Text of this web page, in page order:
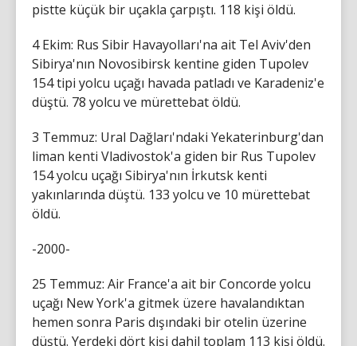
pistte küçük bir uçakla çarpıştı. 118 kişi öldü.
4 Ekim: Rus Sibir Havayolları'na ait Tel Aviv'den
Sibirya'nın Novosibirsk kentine giden Tupolev
154 tipi yolcu uçağı havada patladı ve Karadeniz'e
düştü. 78 yolcu ve mürettebat öldü.
3 Temmuz: Ural Dağları'ndaki Yekaterinburg'dan
liman kenti Vladivostok'a giden bir Rus Tupolev
154 yolcu uçağı Sibirya'nın İrkutsk kenti
yakınlarında düştü. 133 yolcu ve 10 mürettebat
öldü.
-2000-
25 Temmuz: Air France'a ait bir Concorde yolcu
uçağı New York'a gitmek üzere havalandıktan
hemen sonra Paris dışındaki bir otelin üzerine
düştü. Yerdeki dört kişi dahil toplam 113 kişi öldü.